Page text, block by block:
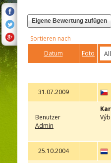
Eigene Bewertung zufügen
Sortieren nach
Datum
Foto
31.07.2009
Benutzer
Admin
25.10.2004